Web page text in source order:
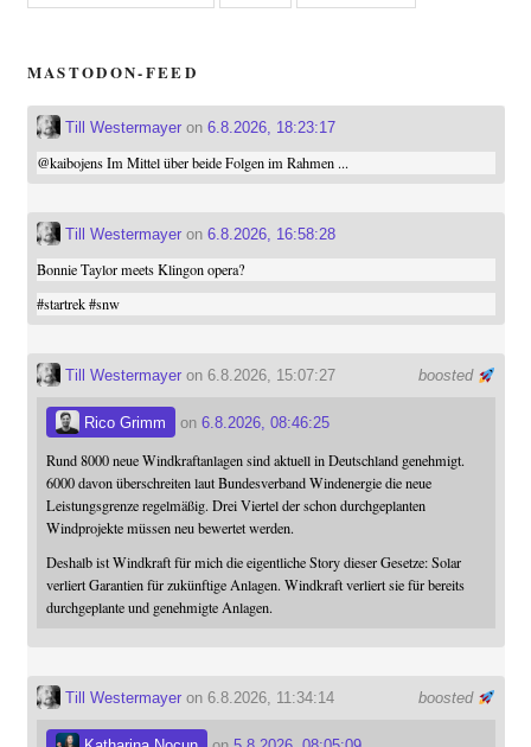
MASTODON-FEED
Till Westermayeron 6.8.2026, 18:23:17
@kaibojensIm Mittel über beide Folgen im Rahmen ...
Till Westermayeron 6.8.2026, 16:58:28
Bonnie Taylor meets Klingon opera?
#startrek #snw
boosted
Till Westermayeron 6.8.2026, 15:07:27
Rico Grimm on 6.8.2026, 08:46:25
Rund 8000 neue Windkraftanlagen sind aktuell in Deutschland genehmigt.
6000 davon überschreiten laut Bundesverband Windenergie die neue
Leistungsgrenze regelmäßig. Drei Viertel der schon durchgeplanten
Windprojekte müssen neu bewertet werden.
Deshalb ist Windkraft für mich die eigentliche Story dieser Gesetze: Solar
verliert Garantien für zukünftige Anlagen. Windkraft verliert sie für bereits
durchgeplante und genehmigte Anlagen.
boosted
Till Westermayeron 6.8.2026, 11:34:14